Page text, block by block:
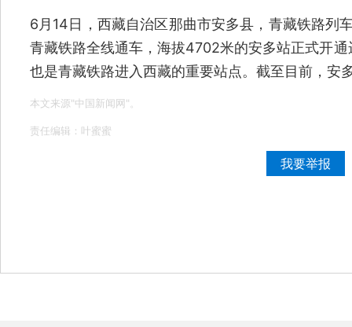
6月14日，西藏自治区那曲市安多县，青藏铁路列
青藏铁路全线通车，海拔4702米的安多站正式开
也是青藏铁路进入西藏的重要站点。截至目前，安
本文来源"中国新闻网"。
责任编辑：叶蜜蜜
我要举报